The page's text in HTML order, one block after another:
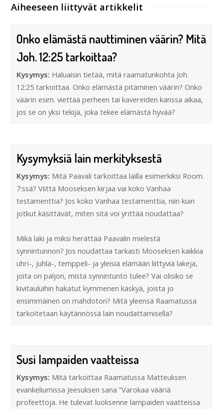
Aiheeseen liittyvät artikkelit
Onko elämästä nauttiminen väärin? Mitä
Joh. 12:25 tarkoittaa?
Kysymys: Haluaisin tietää, mitä raamatunkohta Joh.
12:25 tarkoittaa. Onko elämästä pitäminen väärin? Onko
väärin esim. viettää perheen tai kavereiden kanssa aikaa,
jos se on yksi tekijä, joka tekee elämästä hyvää?
Kysymyksiä lain merkityksestä
Kysymys: Mitä Paavali tarkoittaa lailla esimerkiksi Room.
7:ssä? Viittä Mooseksen kirjaa vai koko Vanhaa
testamenttia? Jos koko Vanhaa testamenttia, niin kuin
jotkut käsittävät, miten sitä voi yrittää noudattaa?
Mikä laki ja miksi herättää Paavalin mielestä
synnintunnon? Jos noudattaa tarkasti Mooseksen kaikkia
uhri-, juhla-, temppeli- ja yleisiä elämään liittyviä lakeja,
joita on paljon, mistä synnintunto tulee? Vai olisiko se
kivitauluihin hakatut kymmenen käskyä, joista jo
ensimmäinen on mahdoton? Mitä yleensä Raamatussa
tarkoitetaan käytännössä lain noudattamisella?
Susi lampaiden vaatteissa
Kysymys: Mitä tarkoittaa Raamatussa Matteuksen
evankeliumissa Jeesuksen sana ”Varokaa vääriä
profeettoja. He tulevat luoksenne lampaiden vaatteissa